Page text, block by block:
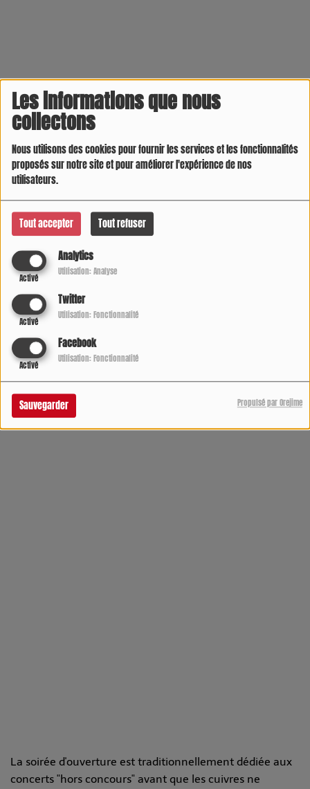
Les informations que nous
collectons
Nous utilisons des cookies pour fournir les services et les fonctionnalités
proposés sur notre site et pour améliorer l'expérience de nos
utilisateurs.
Tout accepter Tout refuser
Analytics
Activé
Utilisation: Analyse
Twitter
Activé
Utilisation: Fonctionnalité
Facebook
Activé
Utilisation: Fonctionnalité
Sauvegarder Propulsé par Orejime
La soirée d'ouverture est traditionnellement dédiée aux
concerts "hors concours" avant que les cuivres ne